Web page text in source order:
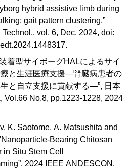
hybrid assistive limb during
gait pattern clustering,”
Technol., vol. 6, Dec. 2024, doi:
着型サイボーグHALによるサイ
と生涯医療支援―腎臓病患者の
と自立支援に貢献する―”, 日本
Vol.66 No.8, pp.1223-1228, 2024
K. Saotome, A. Matsushita and
Bearing Chitosan
in Situ Stem Cell
2024 IEEE ANDESCON,